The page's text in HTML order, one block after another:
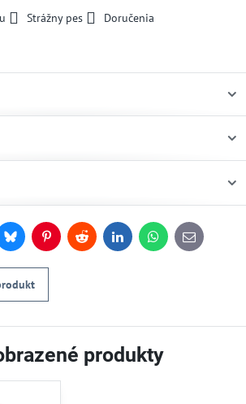
Strážny pes
Doručenia
BlueskyPinterestReddit LinkedInWhatsApp
E-
mail
produkty